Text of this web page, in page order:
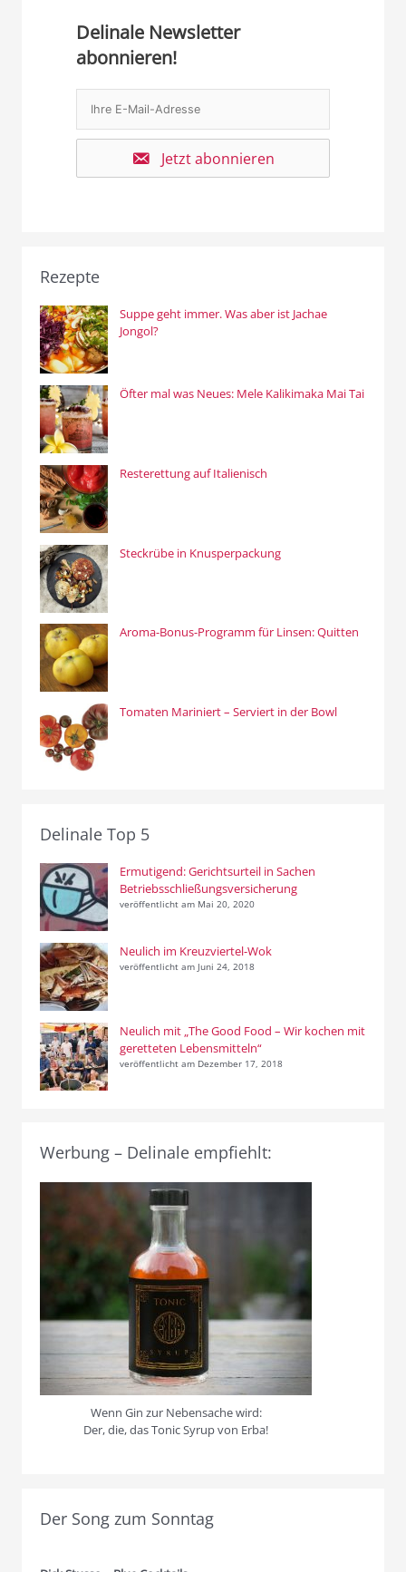
Delinale Newsletter
abonnieren!
Jetzt abonnieren
Rezepte
Suppe geht immer. Was aber ist Jachae
Jongol?
Öfter mal was Neues: Mele Kalikimaka Mai Tai
Resterettung auf Italienisch
Steckrübe in Knusperpackung
Aroma-Bonus-Programm für Linsen: Quitten
Tomaten Mariniert – Serviert in der Bowl
Delinale Top 5
Ermutigend: Gerichtsurteil in Sachen
Betriebsschließungsversicherung
veröffentlicht am Mai 20, 2020
Neulich im Kreuzviertel-Wok
veröffentlicht am Juni 24, 2018
Neulich mit „The Good Food – Wir kochen mit
geretteten Lebensmitteln“
veröffentlicht am Dezember 17, 2018
Werbung – Delinale empfiehlt:
Wenn Gin zur Nebensache wird:
Der, die, das Tonic Syrup von Erba!
Der Song zum Sonntag